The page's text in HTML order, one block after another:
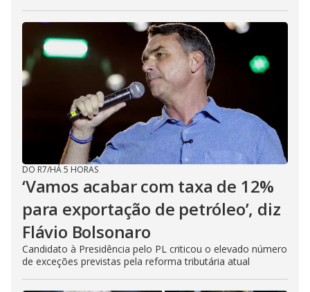
DO R7/HÁ 5 HORAS
‘Vamos acabar com taxa de 12%
para exportação de petróleo’, diz
Flávio Bolsonaro
Candidato à Presidência pelo PL criticou o elevado número
de exceções previstas pela reforma tributária atual